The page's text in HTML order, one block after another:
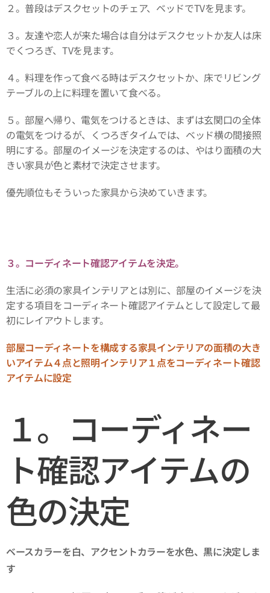
２。普段はデスクセットのチェア、ベッドでTVを見ます。
３。友達や恋人が来た場合は自分はデスクセットか友人は床
でくつろぎ、TVを見ます。
４。料理を作って食べる時はデスクセットか、床でリビング
テーブルの上に料理を置いて食べる。
５。部屋へ帰り、電気をつけるときは、まずは玄関口の全体
の電気をつけるが、くつろぎタイムでは、ベッド横の間接照
明にする。部屋のイメージを決定するのは、やはり面積の大
きい家具が色と素材で決定させます。
優先順位もそういった家具から決めていきます。
３。コーディネート確認アイテムを決定。
生活に必須の家具インテリアとは別に、部屋のイメージを決
定する項目をコーディネート確認アイテムとして設定して最
初にレイアウトします。
部屋コーディネートを構成する家具インテリアの面積の大き
いアイテム４点と照明インテリア１点をコーディネート確認
アイテムに設定
１。コーディネー
ト確認アイテムの
色の決定
ベースカラーを白、アクセントカラーを水色、黒に決定しま
す